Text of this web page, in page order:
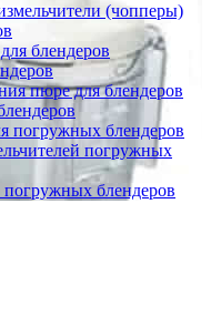
(чопперы)
блендеров
пюре для блендеров
погружных блендеров
погружных
блендеров